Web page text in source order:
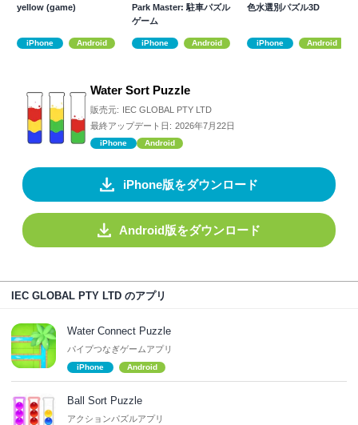
yellow (game)
iPhone Android
Park Master: 駐車パズル
ゲーム
iPhone Android
色水選別パズル3D
iPhone Android
Water Sort Puzzle
販売元: IEC GLOBAL PTY LTD
最終アップデート日: 2026年7月22日
iPhone Android
iPhone版をダウンロード
Android版をダウンロード
IEC GLOBAL PTY LTD のアプリ
Water Connect Puzzle
パイプつなぎゲームアプリ
iPhone Android
Ball Sort Puzzle
アクションパズルアプリ